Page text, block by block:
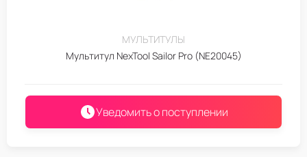
МУЛЬТИТУЛЫ
Мультитул NexTool Sailor Pro (NE20045)
Уведомить о поступлении